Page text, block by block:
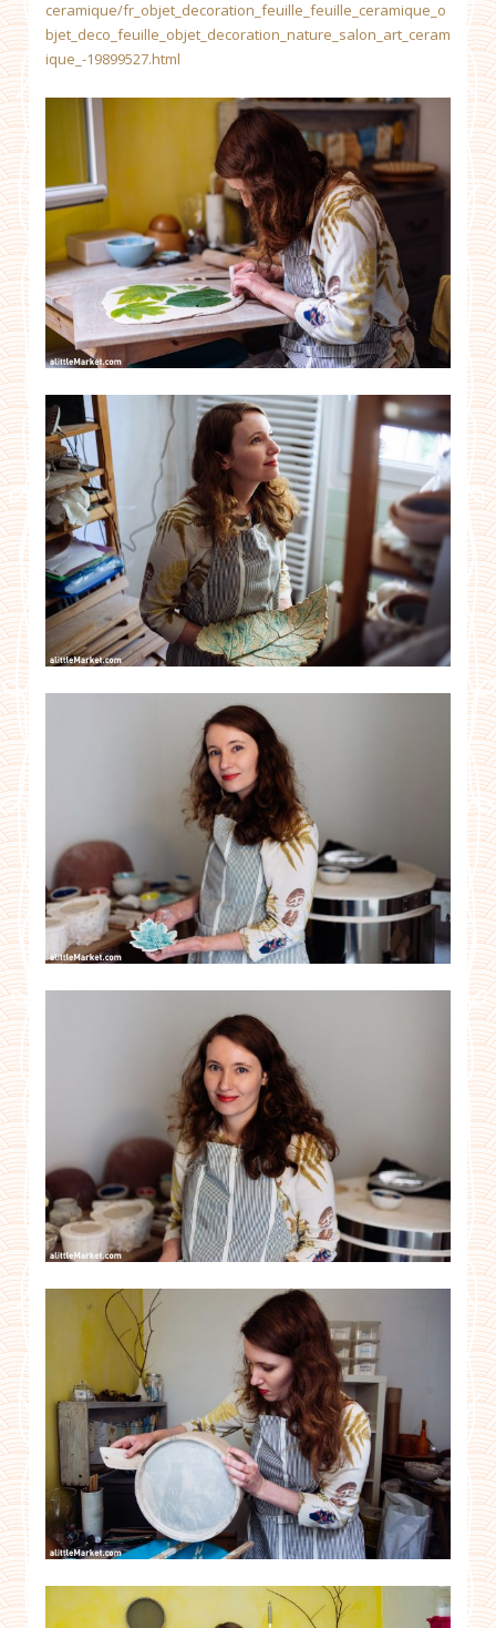
ceramique/fr_objet_decoration_feuille_feuille_ceramique_o
bjet_deco_feuille_objet_decoration_nature_salon_art_ceram
ique_-19899527.html